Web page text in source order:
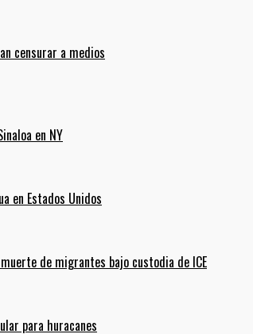
censurar a medios
en NY
en Estados Unidos
de migrantes bajo custodia de ICE
para huracanes